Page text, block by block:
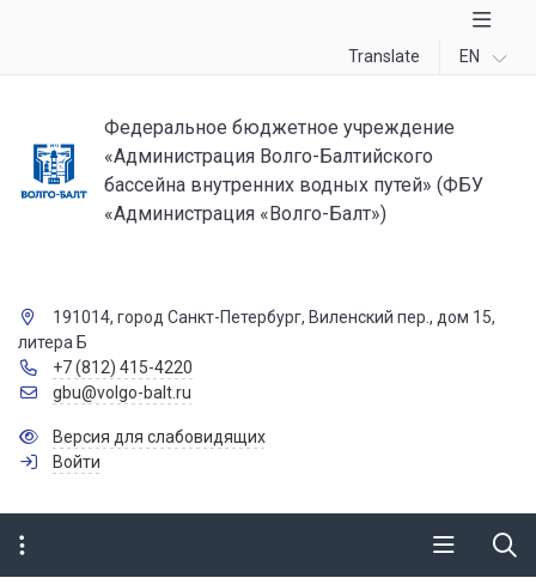
Translate EN
Федеральное бюджетное учреждение
«Администрация Волго-Балтийского
бассейна внутренних водных путей» (ФБУ
«Администрация «Волго-Балт»)
191014, город Санкт-Петербург, Виленский пер., дом 15,
литера Б
+7 (812) 415-4220
gbu@volgo-balt.ru
Версия для слабовидящих
Войти